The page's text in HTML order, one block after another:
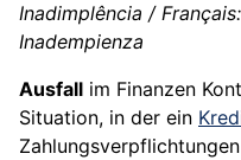
Inadimplência /
Inadempienza
Ausfall im Finanzen
Situation, in der ein